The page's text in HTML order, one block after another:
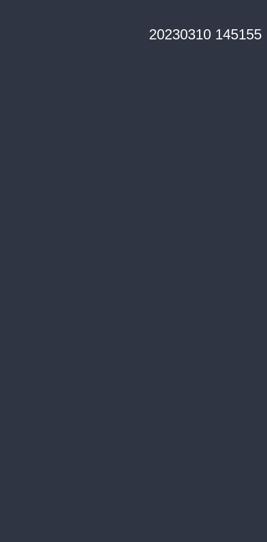
20230310 145155